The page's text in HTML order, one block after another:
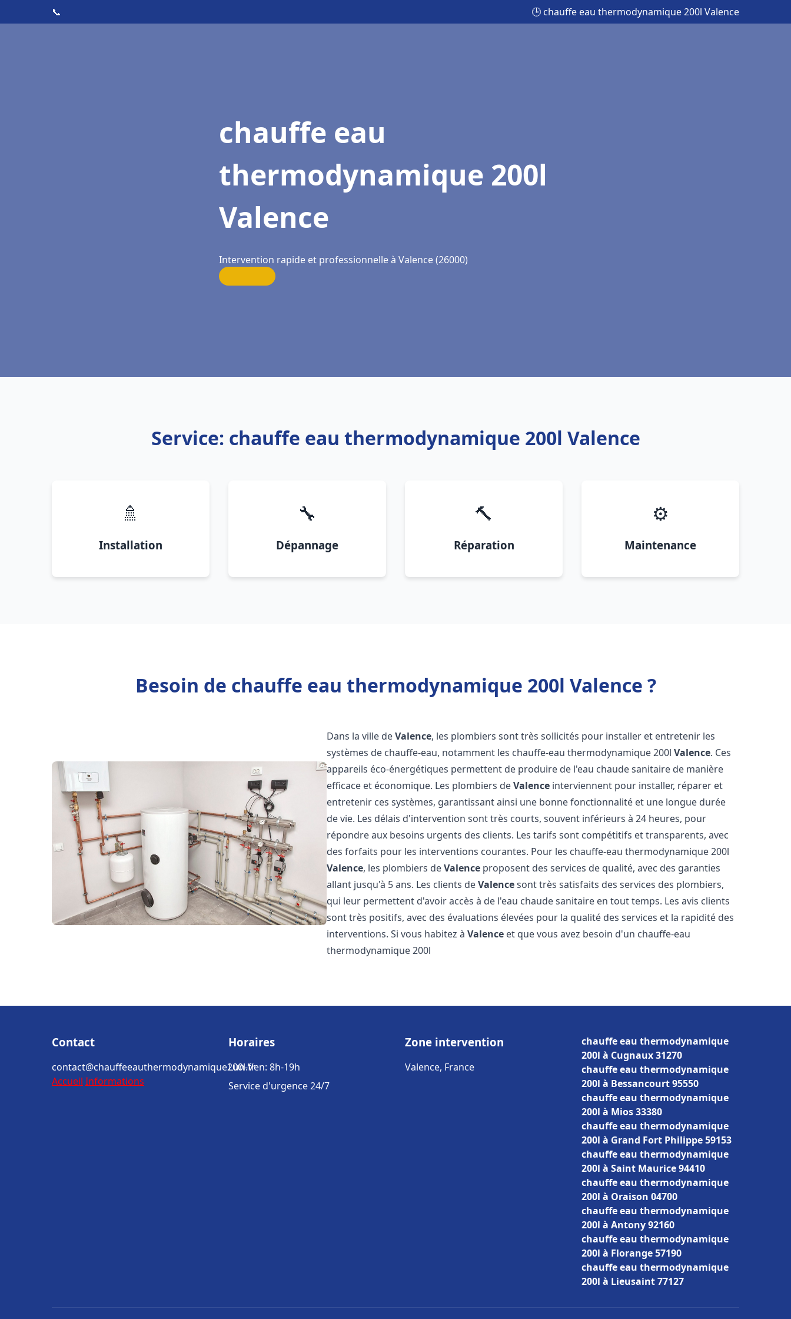
📞 🕒 chauffe eau thermodynamique 200l Valence
chauffe eau
thermodynamique 200l
Valence
Intervention rapide et professionnelle à Valence (26000)
Service: chauffe eau thermodynamique 200l Valence
🚿
Installation
🔧
Dépannage
🔨
Réparation
⚙️
Maintenance
Besoin de chauffe eau thermodynamique 200l Valence ?
Dans la ville deValence, les plombiers sont très sollicités pour installer et entretenir les
systèmes de chauffe-eau, notamment les chauffe-eau thermodynamique 200lValence. Ces
appareils éco-énergétiques permettent de produire de l'eau chaude sanitaire de manière
efficace et économique. Les plombiers deValence interviennent pour installer, réparer et
entretenir ces systèmes, garantissant ainsi une bonne fonctionnalité et une longue durée
de vie. Les délais d'intervention sont très courts, souvent inférieurs à 24 heures, pour
répondre aux besoins urgents des clients. Les tarifs sont compétitifs et transparents, avec
des forfaits pour les interventions courantes. Pour les chauffe-eau thermodynamique 200l
Valence, les plombiers deValence proposent des services de qualité, avec des garanties
allant jusqu'à 5 ans. Les clients deValencesont très satisfaits des services des plombiers,
qui leur permettent d'avoir accès à de l'eau chaude sanitaire en tout temps. Les avis clients
sont très positifs, avec des évaluations élevées pour la qualité des services et la rapidité des
interventions. Si vous habitez àValence et que vous avez besoin d'un chauffe-eau
thermodynamique 200l
Contact
contact@chauffeeauthermodynamique200l.fr
Accueil Informations
Horaires
Lun-Ven: 8h-19h
Service d'urgence 24/7
Zone intervention
Valence, France
chauffe eau thermodynamique
200l à Cugnaux 31270
chauffe eau thermodynamique
200l à Bessancourt 95550
chauffe eau thermodynamique
200l à Mios 33380
chauffe eau thermodynamique
200l à Grand Fort Philippe 59153
chauffe eau thermodynamique
200l à Saint Maurice 94410
chauffe eau thermodynamique
200l à Oraison 04700
chauffe eau thermodynamique
200l à Antony 92160
chauffe eau thermodynamique
200l à Florange 57190
chauffe eau thermodynamique
200l à Lieusaint 77127